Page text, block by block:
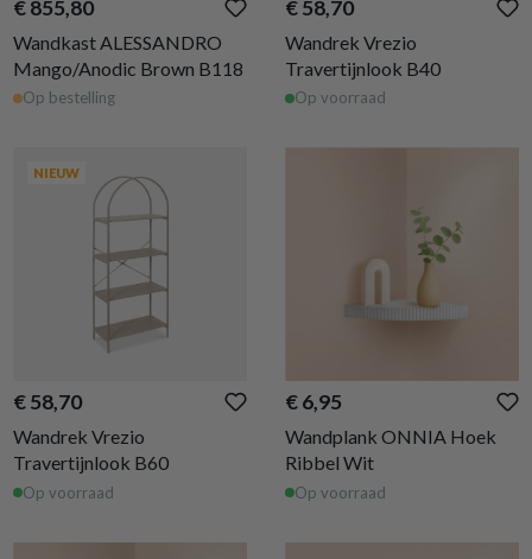
€ 855,80
Wandkast ALESSANDRO
Mango/Anodic Brown B118
Op bestelling
€ 58,70
Wandrek Vrezio
Travertijnlook B40
Op voorraad
NIEUW
€ 58,70
Wandrek Vrezio
Travertijnlook B60
Op voorraad
€ 6,95
Wandplank ONNIA Hoek
Ribbel Wit
Op voorraad